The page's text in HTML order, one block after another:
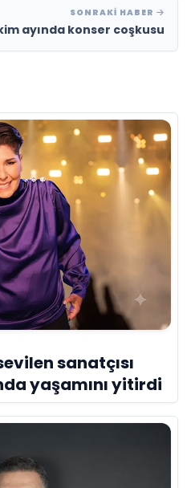
SONRAKI HABER
ayında konser coşkusu
sanatçısı
yaşamını yitirdi